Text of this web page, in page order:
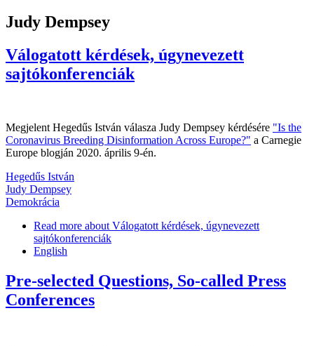
Judy Dempsey
Válogatott kérdések, úgynevezett
sajtókonferenciák
Megjelent Hegedűs István válasza Judy Dempsey kérdésére "Is the
Coronavirus Breeding Disinformation Across Europe?" a Carnegie
Europe blogján 2020. április 9-én.
Hegedűs István
Judy Dempsey
Demokrácia
Read more about Válogatott kérdések, úgynevezett
sajtókonferenciák
English
Pre-selected Questions, So-called Press
Conferences